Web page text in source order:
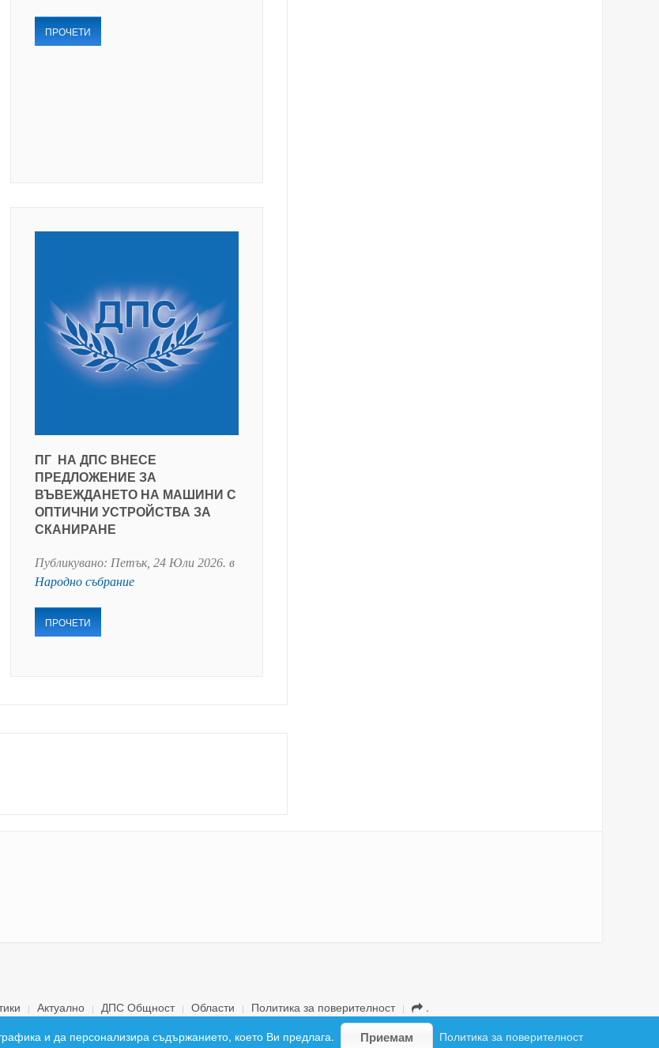
ПРОЧЕТИ
ПГ НА ДПС ВНЕСЕ
ПРЕДЛОЖЕНИЕ ЗА
ВЪВЕЖДАНЕТО НА МАШИНИ С
ОПТИЧНИ УСТРОЙСТВА ЗА
СКАНИРАНЕ
Публикувано: Петък, 24 Юли 2026. в
Народно събрание
ПРОЧЕТИ
Актуално ДПС Общност Области Политика за поверителност
.
и да персонализира съдържанието, което Ви предлага. Приемам Политика за поверителност